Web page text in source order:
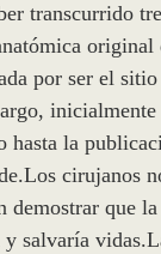
transcurrido
original
por ser el
hasta la
cirujanos
demostrar que
y salvaría